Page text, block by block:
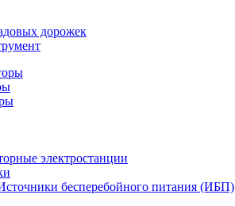
дорожек
электростанции
бесперебойного питания (ИБП)